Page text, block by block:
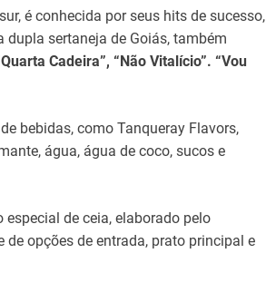
é conhecida por seus hits de sucesso,
dupla sertaneja de Goiás, também
Cadeira”, “Não Vitalício”. “Vou
bebidas, como Tanqueray Flavors,
água, água de coco, sucos e
de ceia, elaborado pelo
de opções de entrada, prato principal e